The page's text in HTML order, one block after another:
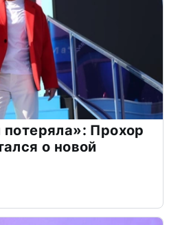
Прохор
о новой